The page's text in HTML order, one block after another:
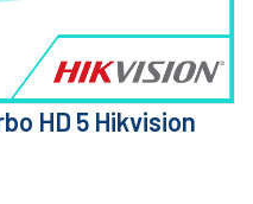
HD 5 Hikvision